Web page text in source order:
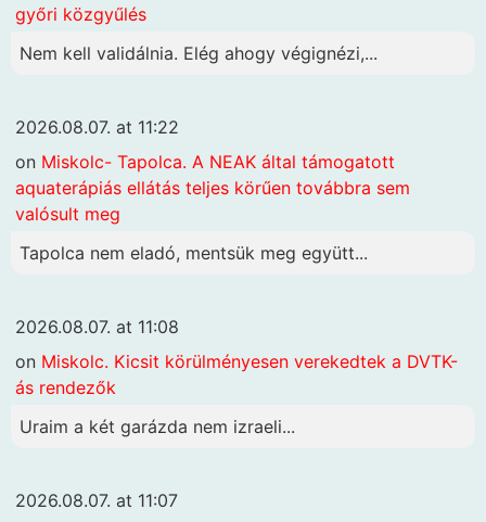
győri közgyűlés
Nem kell validálnia. Elég ahogy végignézi,...
2026.08.07. at 11:22
on Miskolc- Tapolca. A NEAK által támogatott
aquaterápiás ellátás teljes körűen továbbra sem
valósult meg
Tapolca nem eladó, mentsük meg együtt...
2026.08.07. at 11:08
on Miskolc. Kicsit körülményesen verekedtek a DVTK-
ás rendezők
Uraim a két garázda nem izraeli...
2026.08.07. at 11:07